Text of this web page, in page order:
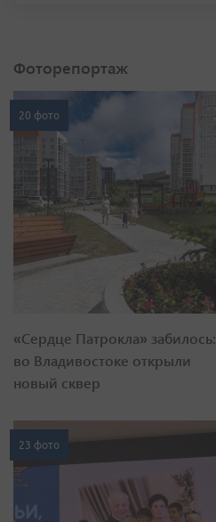
Фоторепортаж
20 фото
«Сердце Патрокла» забилось:
во Владивостоке открыли
новый сквер
23 фото